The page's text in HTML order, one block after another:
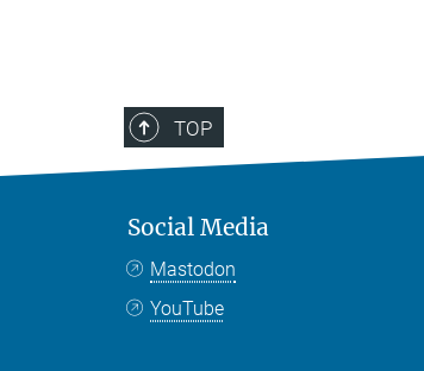
TOP
Social Media
Mastodon
YouTube